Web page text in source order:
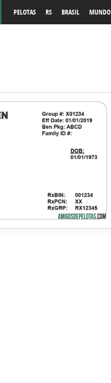
PELOTAS RS BRASIL MUNDO